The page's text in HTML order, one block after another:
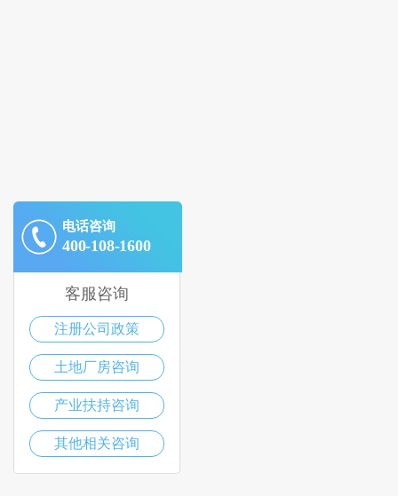
电话咨询
400-108-1600
客服咨询
注册公司政策
土地厂房咨询
产业扶持咨询
其他相关咨询